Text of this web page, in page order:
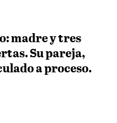
madre y tres
Su pareja,
a proceso.